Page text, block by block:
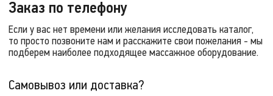
Заказ по телефону
Если у вас нет времени или желания исследовать каталог,
то просто позвоните нам и расскажите свои пожелания - мы
подберем наиболее подходящее массажное оборудование.
Самовывоз или доставка?